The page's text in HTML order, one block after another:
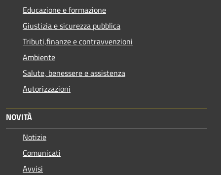
Educazione e formazione
Giustizia e sicurezza pubblica
Tributi,finanze e contravvenzioni
Ambiente
Salute, benessere e assistenza
Autorizzazioni
NOVITÀ
Notizie
Comunicati
Avvisi